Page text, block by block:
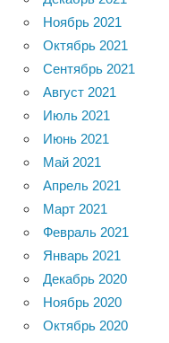
Ноябрь 2021
Октябрь 2021
Сентябрь 2021
Август 2021
Июль 2021
Июнь 2021
Май 2021
Апрель 2021
Март 2021
Февраль 2021
Январь 2021
Декабрь 2020
Ноябрь 2020
Октябрь 2020